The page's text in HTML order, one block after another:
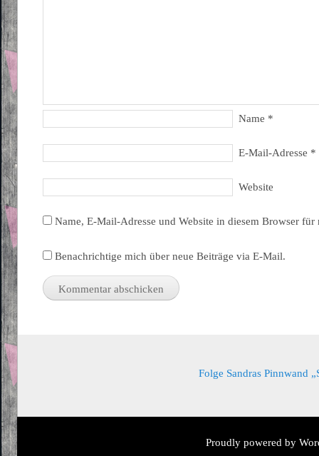
Name *
E-Mail-Adresse *
Website
Name, E-Mail-Adresse und Website in diesem Browser
Benachrichtige mich über neue Beiträge via E-Mail.
Folge Sandras Pinnwand
Proudly powered by